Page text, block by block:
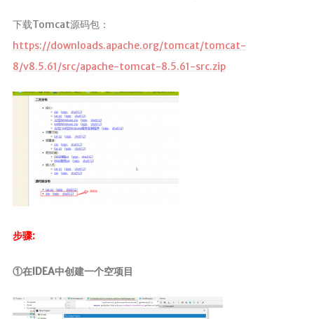
下载Tomcat源码包：
https://downloads.apache.org/tomcat/tomcat-
8/v8.5.61/src/apache-tomcat-8.5.61-src.zip
步骤:
①在IDEA中创建一个空项目